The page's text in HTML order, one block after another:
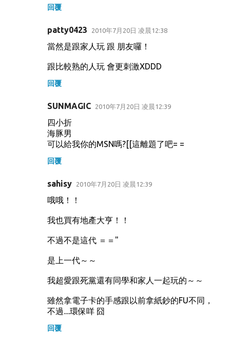
回覆
patty0423 2010年7月20日 凌晨12:38
當然是跟家人玩 跟 朋友囉！
跟比較熟的人玩 會更刺激XDDD
回覆
SUNMAGIC 2010年7月20日 凌晨12:39
四小折
海豚男
可以給我你的MSN嗎?[[這離題了吧= =
回覆
sahisy 2010年7月20日 凌晨12:39
哦哦！！
我也買有地產大亨！！
不過不是這代 ＝＝"
是上一代～～
我超愛跟死黨還有同學和家人一起玩的～～
雖然拿電子卡的手感跟以前拿紙鈔的FU不同，
不過....環保咩 囧
回覆